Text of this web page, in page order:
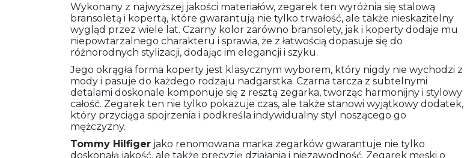
Wykonany z najwyższej jakości materiałów, zegarek ten wyróżnia się stalową
bransoletą i kopertą, które gwarantują nie tylko trwałość, ale także nieskazitelny
wygląd przez wiele lat. Czarny kolor zarówno bransolety, jak i koperty dodaje mu
niepowtarzalnego charakteru i sprawia, że z łatwością dopasuje się do
różnorodnych stylizacji, dodając im elegancji i szyku.
Jego okrągła forma koperty jest klasycznym wyborem, który nigdy nie wychodzi z
mody i pasuje do każdego rodzaju nadgarstka. Czarna tarcza z subtelnymi
detalami doskonale komponuje się z resztą zegarka, tworząc harmonijny i stylowy
całość. Zegarek ten nie tylko pokazuje czas, ale także stanowi wyjątkowy dodatek,
który przyciąga spojrzenia i podkreśla indywidualny styl noszącego go
mężczyzny.
Tommy Hilfiger jako renomowana marka zegarków gwarantuje nie tylko
doskonałą jakość, ale także precyzję działania i niezawodność. Zegarek męski o